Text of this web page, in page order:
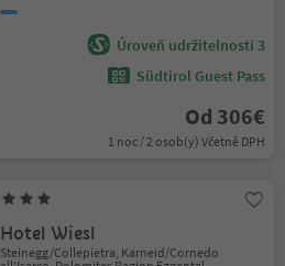
Úroveň udržitelnosti 3
Südtirol Guest Pass
Od 306€
1 noc / 2 osob(y) Včetně DPH
Hotel Wiesl
Steinegg/Collepietra, Karneid/Cornedo